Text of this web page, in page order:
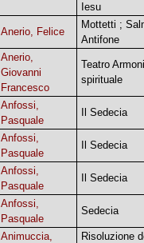
Iesu
Anerio, Felice
Mottetti ;
Antifone
Anerio,
Giovanni
Francesco
Teatro
spirituale
Anfossi,
Pasquale
Il Sedecia
Anfossi,
Pasquale
Il Sedecia
Anfossi,
Pasquale
Il Sedecia
Anfossi,
Pasquale
Sedecia
Animuccia,
Risoluzione